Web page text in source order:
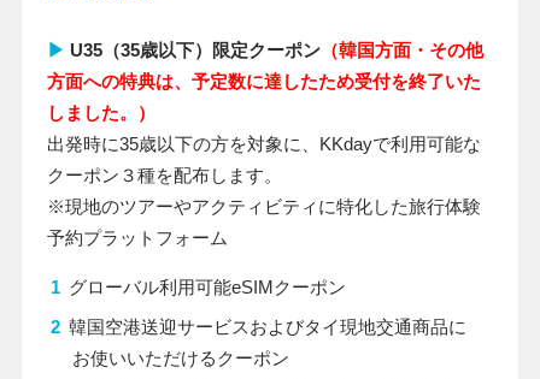
▶ U35（35歳以下）限定クーポン（韓国方面・その他
方面への特典は、予定数に達したため受付を終了いた
しました。）
出発時に35歳以下の方を対象に、KKdayで利用可能な
クーポン３種を配布します。
※現地のツアーやアクティビティに特化した旅行体験
予約プラットフォーム
グローバル利用可能eSIMクーポン
韓国空港送迎サービスおよびタイ現地交通商品に
お使いいただけるクーポン